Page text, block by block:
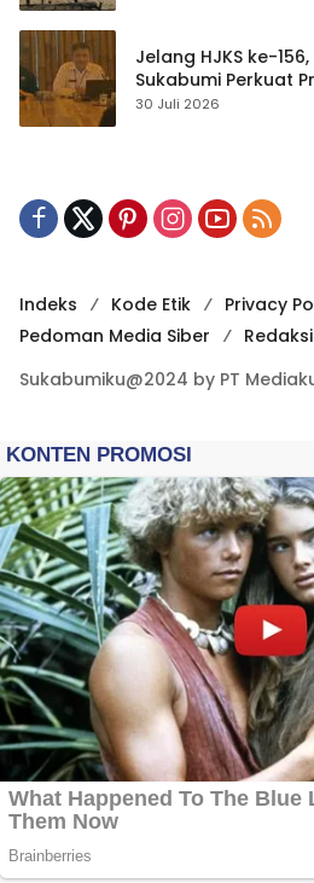
Jelang HJKS ke-
Sukabumi Perkuat
Publikasi Digital
30 Juli 2026
Indeks Kode Etik Privacy
Pedoman Media Siber
Redaksi
Sukabumiku@2024 by PT